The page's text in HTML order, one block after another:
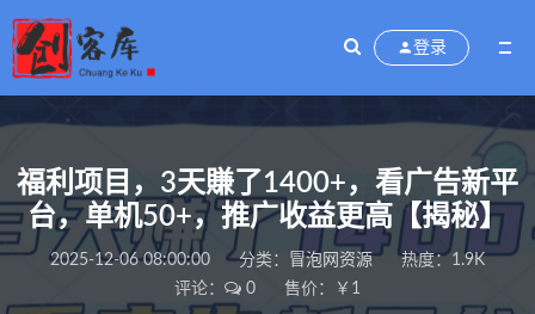
登录
福利项目，3天賺了1400+，看广告新平
台，单机50+，推广收益更高【揭秘】
2025-12-06 08:00:00 分类： 冒泡网资源
热度：1.9K
评论：
0 售价：￥1